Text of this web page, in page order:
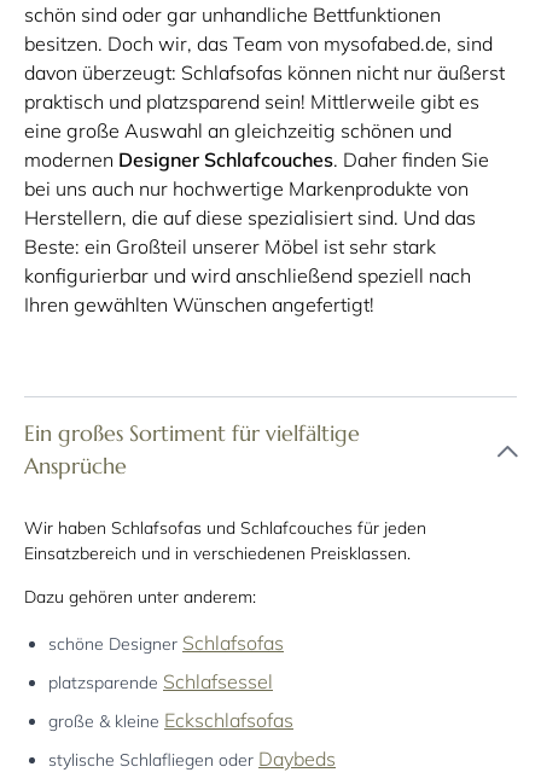
schön sind oder gar unhandliche Bettfunktionen
besitzen. Doch wir, das Team von mysofabed.de, sind
davon überzeugt: Schlafsofas können nicht nur äußerst
praktisch und platzsparend sein! Mittlerweile gibt es
eine große Auswahl an gleichzeitig schönen und
modernen Designer Schlafcouches. Daher finden Sie
bei uns auch nur hochwertige Markenprodukte von
Herstellern, die auf diese spezialisiert sind. Und das
Beste: ein Großteil unserer Möbel ist sehr stark
konfigurierbar und wird anschließend speziell nach
Ihren gewählten Wünschen angefertigt!
Ein großes Sortiment für vielfältige
Ansprüche
Wir haben Schlafsofas und Schlafcouches für jeden
Einsatzbereich und in verschiedenen Preisklassen.
Dazu gehören unter anderem:
schöne Designer Schlafsofas
platzsparende Schlafsessel
große & kleine Eckschlafsofas
stylische Schlafliegen oder Daybeds